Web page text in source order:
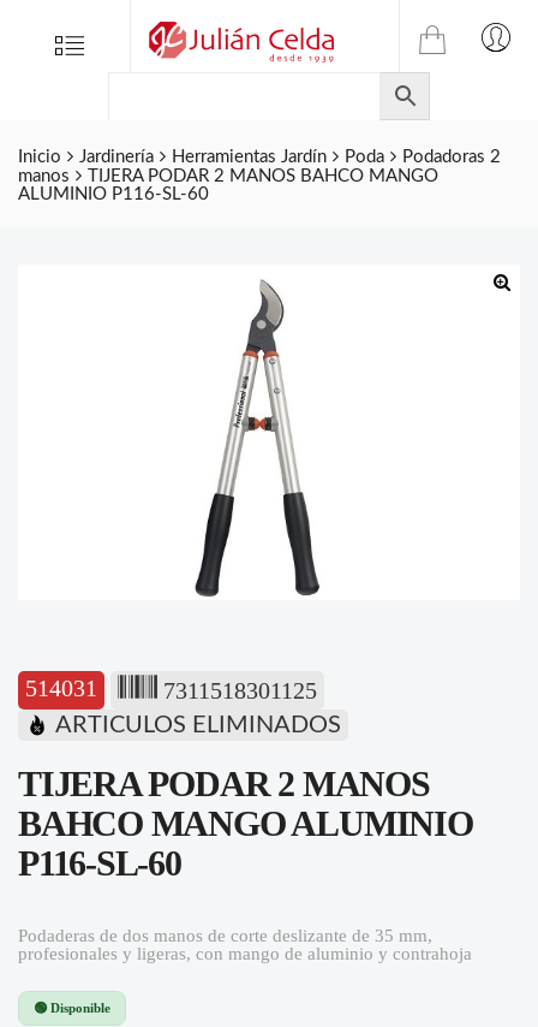
Menu
TIENDA
ONLINE
DE
JULIAN
CELDA
Inicio Jardinería Herramientas Jardín Poda
Podadoras 2
manos
TIJERA PODAR 2 MANOS BAHCO MANGO
ALUMINIO P116-SL-60
514031 7311518301125
ARTICULOS ELIMINADOS
TIJERA PODAR 2 MANOS
BAHCO MANGO ALUMINIO
P116-SL-60
Podaderas de dos manos de corte deslizante de 35 mm,
profesionales y ligeras, con mango de aluminio y contrahoja
🟢 Disponible
Folletos
Contacto